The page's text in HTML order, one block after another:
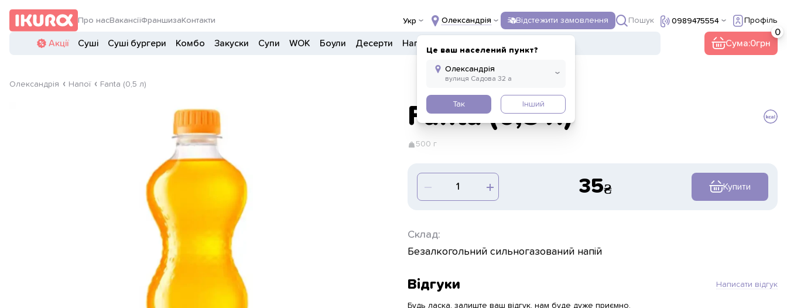
Про насВакансіїФраншиза Контакти Укр Олександрія
Це ваш населений пункт?
Так Інший
Відстежити замовлення Пошук 0989475554 Профіль
Акції Суші Суші бургери Комбо Закуски Супи WOK Боули Десерти Напої Сума:0
Олександрія Напої Fanta (0,5 л)
Fanta (0,5 л)
500 г
35 Купити
Склад:
Безалкогольний сильногазований напій
Відгуки Написати відгук
Будь ласка, залиште ваш відгук, нам буде дуже приємно.